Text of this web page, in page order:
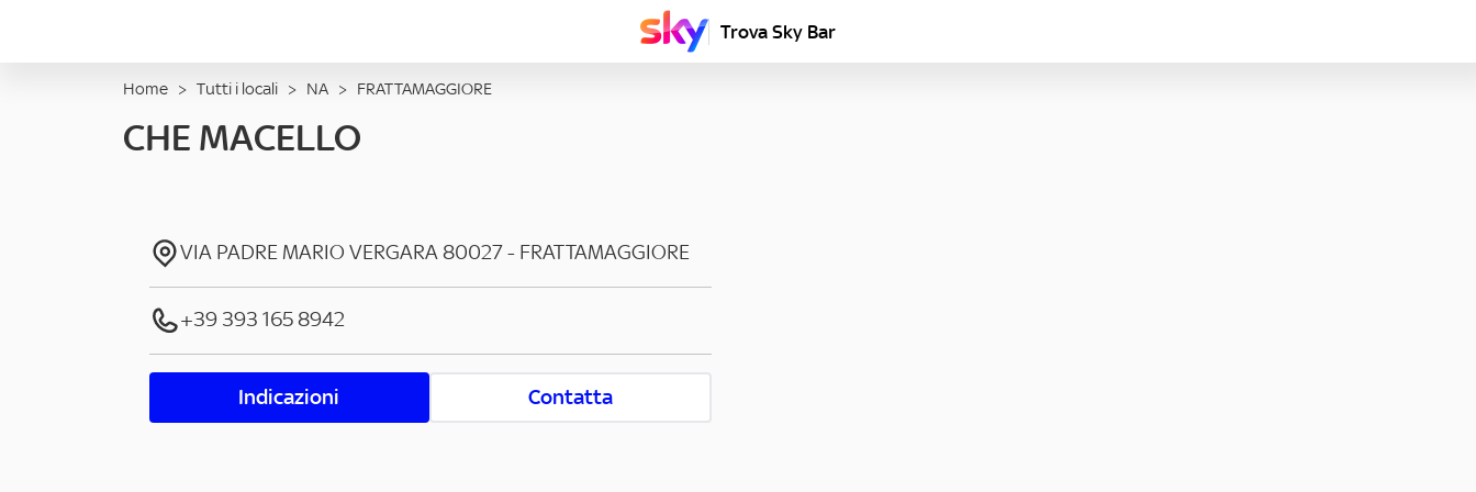
Trova Sky Bar
Home > Tutti i locali > NA > FRATTAMAGGIORE
CHE MACELLO
VIA PADRE MARIO VERGARA80027- FRATTAMAGGIORE
+39 393 165 8942
Indicazioni Contatta